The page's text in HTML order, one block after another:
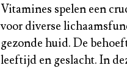
Vitamines spelen een
voor diverse
gezonde huid. De
leeftijd en geslacht. In